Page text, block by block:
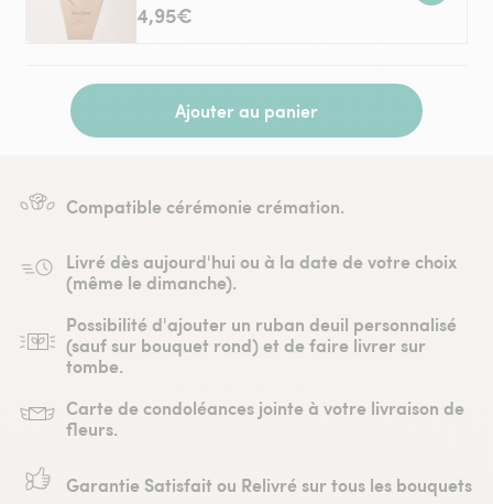
4,95€
Ajouter au panier
Compatible cérémonie crémation.
Livré dès aujourd'hui ou à la date de votre choix
(même le dimanche).
Possibilité d'ajouter un ruban deuil personnalisé
(sauf sur bouquet rond) et de faire livrer sur
tombe.
Carte de condoléances jointe à votre livraison de
fleurs.
Garantie Satisfait ou Relivré sur tous les bouquets